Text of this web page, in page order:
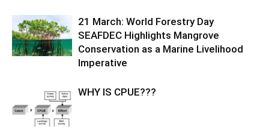
21 March: World Forestry Day
SEAFDEC Highlights Mangrove
Conservation as a Marine Livelihood
Imperative
WHY IS CPUE???